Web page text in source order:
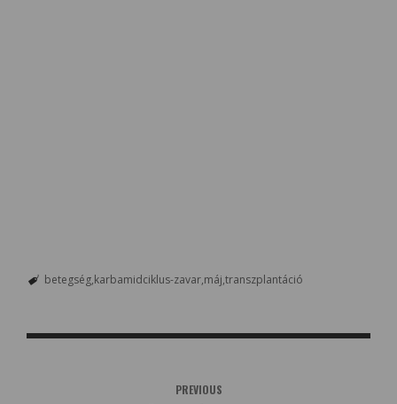
betegség karbamidciklus-zavar máj transzplantáció
PREVIOUS